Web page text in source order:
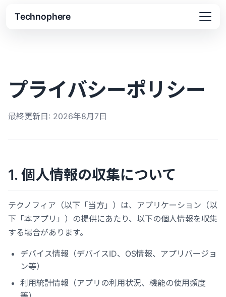
Technophere
プライバシーポリシー
最終更新日: 2026年8月7日
1. 個人情報の収集について
テクノフィア（以下「当方」）は、アプリケーション（以
下「本アプリ」）の提供にあたり、以下の個人情報を収集
する場合があります。
デバイス情報（デバイスID、OS情報、アプリバージョ
ン等）
利用統計情報（アプリの利用状況、機能の使用頻度